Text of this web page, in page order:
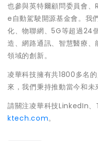
也參與英特爾顧問委員會
e自動駕駛開源基金會。我
化、物聯網、5G等超過24
造、網路通訊、智慧醫療
領域的創新。
凌華科技擁有共1800多名
來，我們秉持推動當今和未
請關注凌華科技LinkedIn
ktech.com。